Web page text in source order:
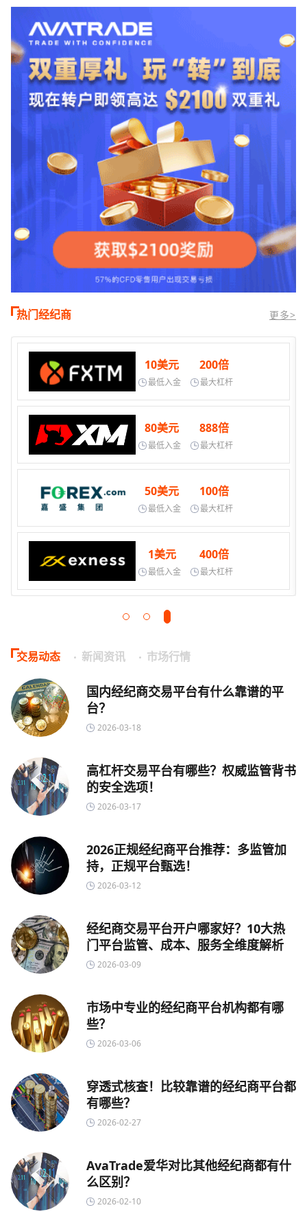
+千万保险加持的全球知名经纪商，特别适
合活跃交易者和股票CFD投资者。通过
TMGM官网交易资讯了解，周三亚洲交易
时段,油价暴跌逾6%,布伦特原油跌破每桶
100美元
热门经纪商 更多>
10美元
最低入金
200倍
最大杠杆
80美元
最低入金
888倍
最大杠杆
50美元
最低入金
100倍
最大杠杆
1美元
最低入金
400倍
最大杠杆
交易动态 新闻资讯 市场行情
国内经纪商交易平台有什么靠谱的平
台？
2026-03-18
高杠杆交易平台有哪些？权威监管背书
的安全选项！
2026-03-17
2026正规经纪商平台推荐：多监管加
持，正规平台甄选！
2026-03-12
经纪商交易平台开户哪家好？10大热
门平台监管、成本、服务全维度解析
2026-03-09
市场中专业的经纪商平台机构都有哪
些？
2026-03-06
穿透式核查！比较靠谱的经纪商平台都
有哪些？
2026-02-27
AvaTrade爱华对比其他经纪商都有什
么区别？
2026-02-10